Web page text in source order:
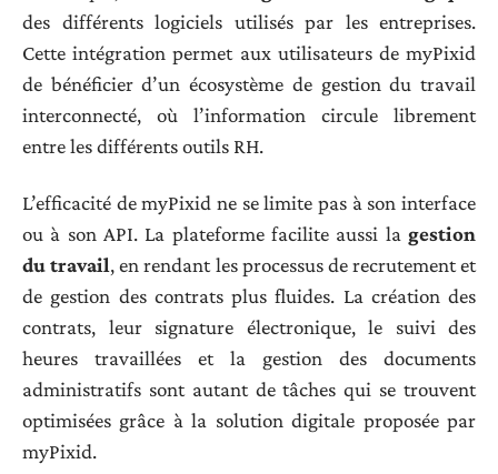
des différents logiciels utilisés par les entreprises.
Cette intégration permet aux utilisateurs de myPixid
de bénéficier d’un écosystème de gestion du travail
interconnecté, où l’information circule librement
entre les différents outils RH.
L’efficacité de myPixid ne se limite pas à son interface
ou à son API. La plateforme facilite aussi la gestion
du travail, en rendant les processus de recrutement et
de gestion des contrats plus fluides. La création des
contrats, leur signature électronique, le suivi des
heures travaillées et la gestion des documents
administratifs sont autant de tâches qui se trouvent
optimisées grâce à la solution digitale proposée par
myPixid.